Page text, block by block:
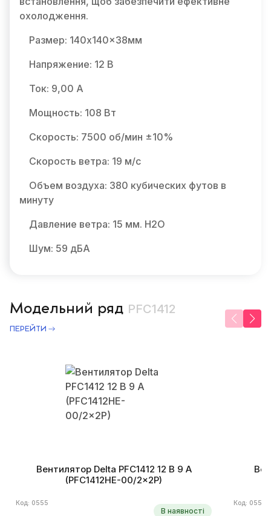
охолодження.
Размер: 140x140x38мм
Напряжение: 12 В
Ток: 9,00 А
Мощность: 108 Вт
Скорость: 7500 об/мин ±10%
Скорость ветра: 19 м/с
Объем воздуха: 380 кубических футов в
минуту
Давление ветра: 15 мм. H2O
Шум: 59 дБА
Модельний ряд PFC1412
ПЕРЕЙТИ
Вентилятор Delta PFC1412 12 В 9 A
(PFC1412HE-00/2×2P)
Код: 0555
В наявності
Код: 0556